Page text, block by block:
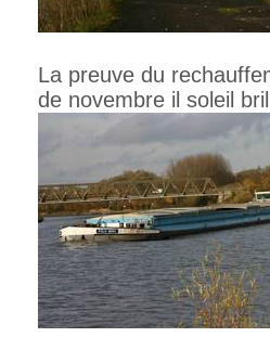
La preuve du
de novembre il soleil